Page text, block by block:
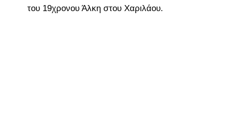
του 19χρονου Άλκη στου Χαριλάου.